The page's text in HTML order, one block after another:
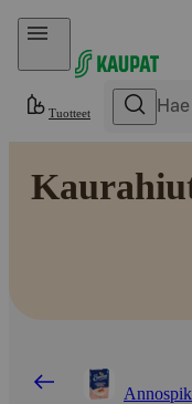
Hyppää sisältöön
Tuotteet